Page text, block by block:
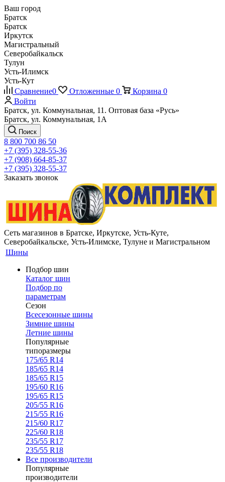
Ваш город
Братск
Братск
Иркутск
Магистральный
Северобайкальск
Тулун
Усть-Илимск
Усть-Кут
Сравнение0 Отложенные 0 Корзина 0
Войти
Братск, ул. Коммунальная, 11. Оптовая база «Русь»
Братск, ул. Коммунальная, 1А
Поиск
8 800 700 86 50
+7 (395) 328-55-36
+7 (908) 664-85-37
+7 (395) 328-55-37
Заказать звонок
Сеть магазинов в Братске, Иркутске, Усть-Куте,
Северобайкальске, Усть-Илимске, Тулуне и Магистральном
Шины
Подбор шин
Каталог шин
Подбор по
параметрам
Сезон
Всесезонные шины
Зимние шины
Летние шины
Популярные
типоразмеры
175/65 R14
185/65 R14
185/65 R15
195/60 R16
195/65 R15
205/55 R16
215/55 R16
215/60 R17
225/60 R18
235/55 R17
235/55 R18
Все производители
Популярные
производители